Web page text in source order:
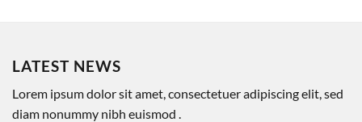
LATEST NEWS
Lorem ipsum dolor sit amet, consectetuer adipiscing elit, sed
diam nonummy nibh euismod .